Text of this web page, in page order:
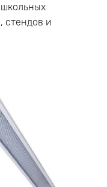
набором
со
стендов и